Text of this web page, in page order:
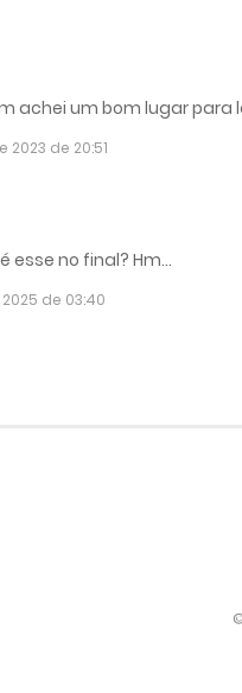
achei um bom lugar para
2023 de 20:51
esse no final? Hm…
de 03:40